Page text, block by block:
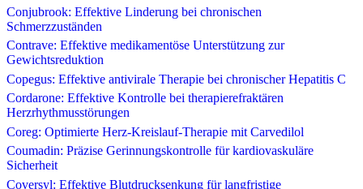
Conjubrook: Effektive Linderung bei chronischen
Schmerzzuständen
Contrave: Effektive medikamentöse Unterstützung zur
Gewichtsreduktion
Copegus: Effektive antivirale Therapie bei chronischer Hepatitis C
Cordarone: Effektive Kontrolle bei therapierefraktären
Herzrhythmusstörungen
Coreg: Optimierte Herz-Kreislauf-Therapie mit Carvedilol
Coumadin: Präzise Gerinnungskontrolle für kardiovaskuläre
Sicherheit
Coversyl: Effektive Blutdrucksenkung für langfristige